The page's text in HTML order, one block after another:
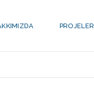
PROJELER